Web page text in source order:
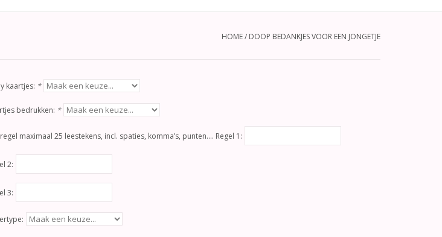
HOME/ DOOP BEDANKJES VOOR EEN JONGETJE
kaartjes: *
bedrukken: *
maximaal 25 leestekens, incl. spaties, komma’s, punten…. Regel 1:
2:
3: